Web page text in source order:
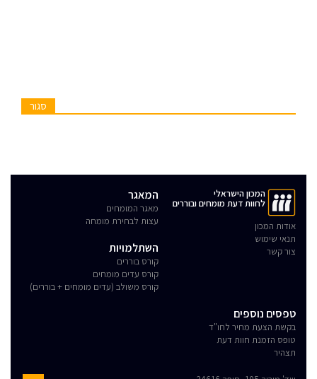
סגור
המכון הישראלי
לחוות דעת מומחים ובוררים
אודות המכון
תנאי שימוש
צור קשר
המאגר
מאגר המומחים
עצות לבחירת מומחה
השתלמויות
קורס בוררים
קורס עדים מומחים
קורס משולב (עדים מומחים + בוררים)
טפסים נוספים
בקשת הצעת מחיר לחו"ד
טופס הזמנת חוות דעת
תצהיר